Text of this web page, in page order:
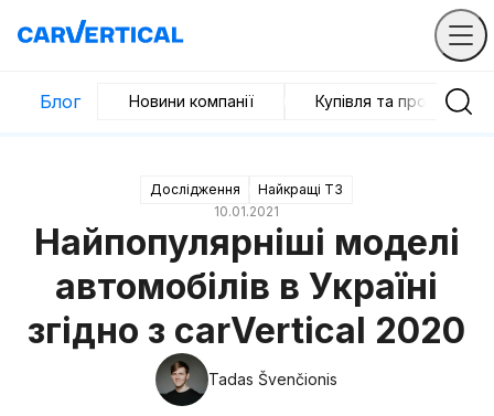
Блог Новини компанії Купівля та продаж
Дослідження
Найкращі ТЗ
10.01.2021
Найпопулярніші моделі
автомобілів в Україні
згідно з carVertical 2020
Tadas Švenčionis